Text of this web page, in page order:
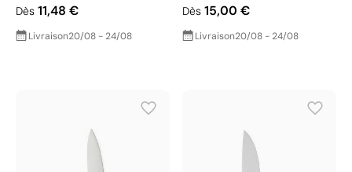
Dès 11,48 €
Livraison20/08 - 24/08
Dès 15,00 €
Livraison20/08 - 24/08